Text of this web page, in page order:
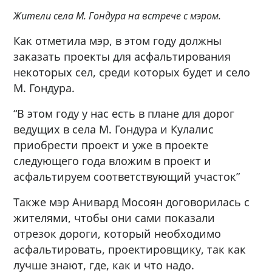
Жители села М. Гондура на встрече с мэром.
Как отметила мэр, в этом году должны
заказать проекты для асфальтирования
некоторых сел, среди которых будет и село
М. Гондура.
“В этом году у нас есть в плане для дорог
ведущих в села М. Гондура и Кулалис
приобрести проект и уже в проекте
следующего года вложим в проект и
асфальтируем соответствующий участок”
Также мэр Анивард Мосоян договорилась с
жителями, чтобы они сами показали
отрезок дороги, который необходимо
асфальтировать, проектировщику, так как
лучше знают, где, как и что надо.